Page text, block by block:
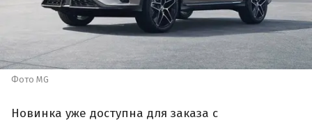
Фото MG
Новинка уже доступна для заказа с